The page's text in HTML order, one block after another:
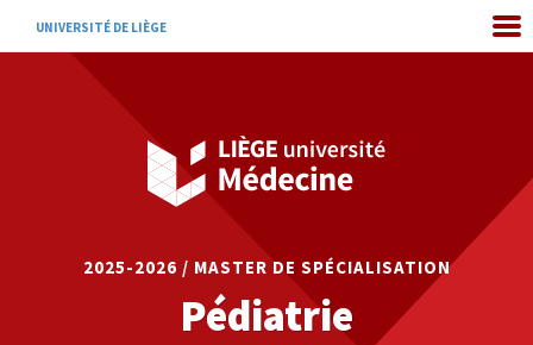
UNIVERSITÉ DE LIÈGE
2025-2026 / MASTER DE SPÉCIALISATION
Pédiatrie